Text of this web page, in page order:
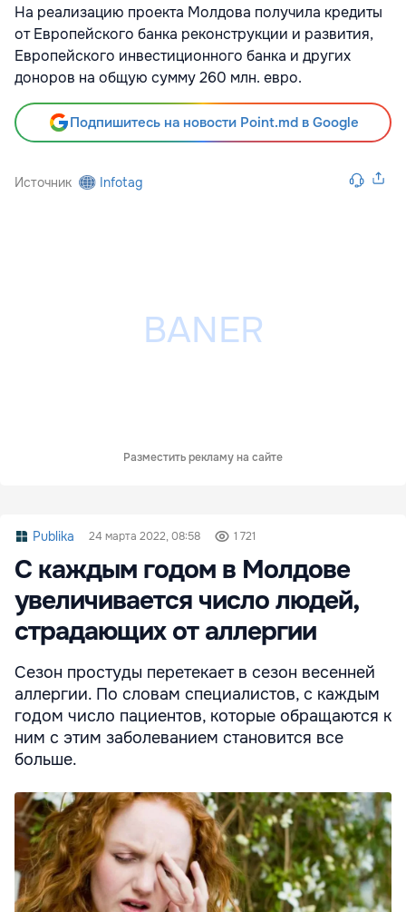
На реализацию проекта Молдова получила кредиты
от Европейского банка реконструкции и развития,
Европейского инвестиционного банка и других
доноров на общую сумму 260 млн. евро.
Подпишитесь на новости Point.md в Google
Источник Infotag
Разместить рекламу на сайте
Publika 24 марта 2022, 08:58 1 721
С каждым годом в Молдове
увеличивается число людей,
страдающих от аллергии
Сезон простуды перетекает в сезон весенней
аллергии. По словам специалистов, с каждым
годом число пациентов, которые обращаются к
ним с этим заболеванием становится все
больше.